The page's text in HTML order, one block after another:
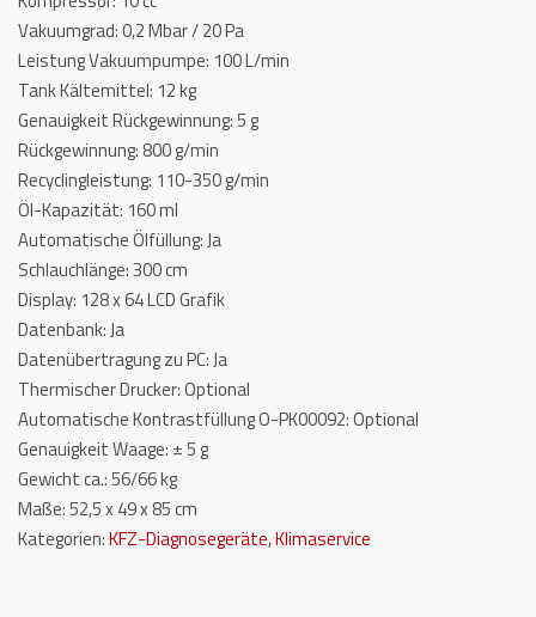
Vakuumgrad: 0,2 Mbar / 20 Pa
Leistung Vakuumpumpe: 100 L/min
Tank Kältemittel: 12 kg
Genauigkeit Rückgewinnung: 5 g
Rückgewinnung: 800 g/min
Recyclingleistung: 110-350 g/min
Öl-Kapazität: 160 ml
Automatische Ölfüllung: Ja
Schlauchlänge: 300 cm
Display: 128 x 64 LCD Grafik
Datenbank: Ja
Datenübertragung zu PC: Ja
Thermischer Drucker: Optional
Automatische Kontrastfüllung O-PK00092: Optional
Genauigkeit Waage: ± 5 g
Gewicht ca.: 56/66 kg
Maße: 52,5 x 49 x 85 cm
Kategorien:KFZ-Diagnosegeräte,Klimaservice